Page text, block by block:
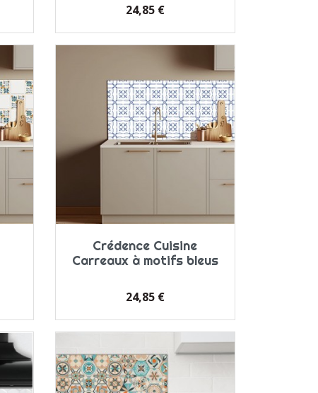
Prix
24,85 €
Crédence Cuisine
Carreaux à motifs bleus
Prix
24,85 €